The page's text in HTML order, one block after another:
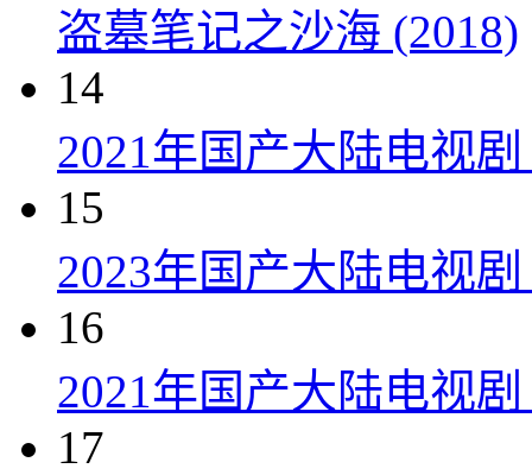
盗墓笔记之沙海 (2018)
14
2021年国产大陆电视
15
2023年国产大陆电视
16
2021年国产大陆电视
17